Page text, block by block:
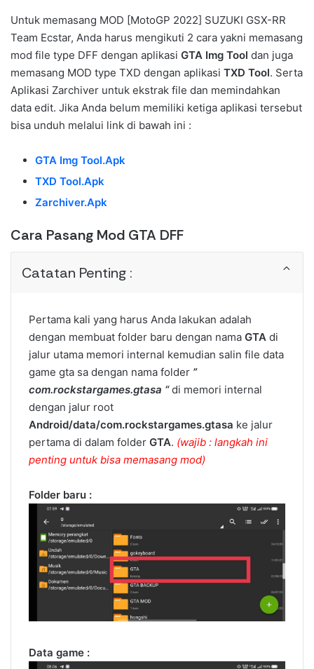
Untuk memasang MOD [MotoGP 2022] SUZUKI GSX-RR
Team Ecstar, Anda harus mengikuti 2 cara yakni memasang
mod file type DFF dengan aplikasi GTA Img Tool dan juga
memasang MOD type TXD dengan aplikasi TXD Tool. Serta
Aplikasi Zarchiver untuk ekstrak file dan memindahkan
data edit. Jika Anda belum memiliki ketiga aplikasi tersebut
bisa unduh melalui link di bawah ini :
GTA Img Tool.Apk
TXD Tool.Apk
Zarchiver.Apk
Cara Pasang Mod GTA DFF
Catatan Penting :
Pertama kali yang harus Anda lakukan adalah
dengan membuat folder baru dengan nama GTA di
jalur utama memori internal kemudian salin file data
game gta sa dengan nama folder ”
com.rockstargames.gtasa “di memori internal
dengan jalur root
Android/data/com.rockstargames.gtasa ke jalur
pertama di dalam folder GTA. (wajib : langkah ini
penting untuk bisa memasang mod)
Folder baru :
Data game :